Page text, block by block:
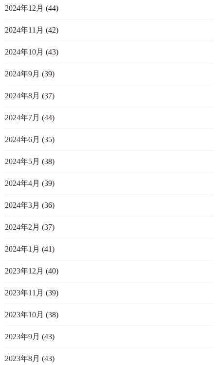
2024年12月 (44)
2024年11月 (42)
2024年10月 (43)
2024年9月 (39)
2024年8月 (37)
2024年7月 (44)
2024年6月 (35)
2024年5月 (38)
2024年4月 (39)
2024年3月 (36)
2024年2月 (37)
2024年1月 (41)
2023年12月 (40)
2023年11月 (39)
2023年10月 (38)
2023年9月 (43)
2023年8月 (43)